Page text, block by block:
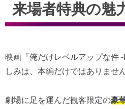
来場者特典の魅
映画『俺だけレベルアップな件
しみは、本編だけではありません
劇場に足を運んだ観客限定の豪